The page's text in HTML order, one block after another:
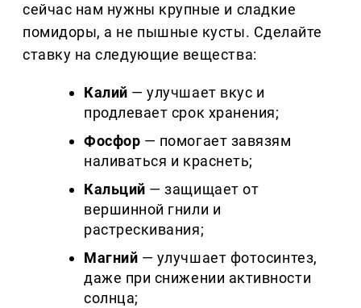
сейчас нам нужны крупные и сладкие
помидоры, а не пышные кусты. Сделайте
ставку на следующие вещества:
Калий — улучшает вкус и
продлевает срок хранения;
Фосфор — помогает завязям
наливаться и краснеть;
Кальций — защищает от
вершинной гнили и
растрескивания;
Магний — улучшает фотосинтез,
даже при снижении активности
солнца;